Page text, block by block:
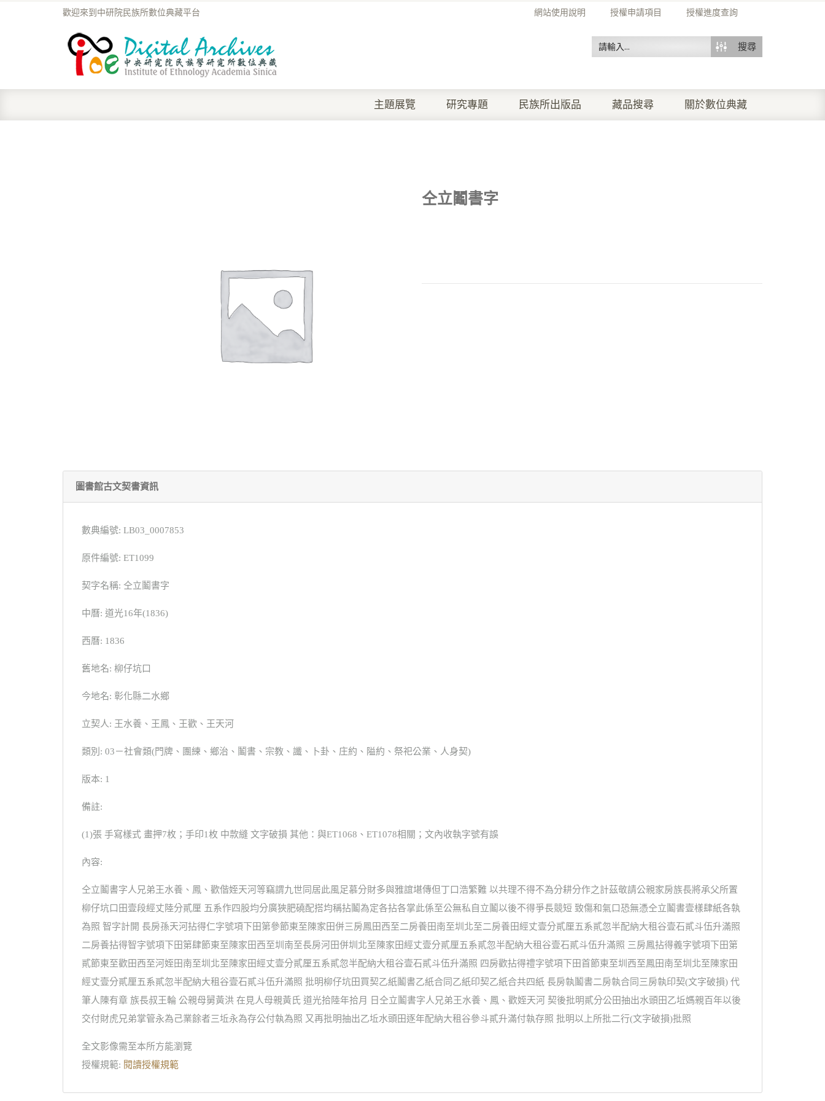
網站使用說明 授權申請項目 授權進度查詢
歡迎來到中研院民族所數位典藏平台
搜尋
主題展覽 研究專題 民族所出版品 藏品搜尋 關於數位典藏
仝立鬮書字
圖書館古文契書資訊
數典編號: LB03_0007853
原件編號: ET1099
契字名稱: 仝立鬮書字
中曆: 道光16年(1836)
西曆: 1836
舊地名: 柳仔坑口
今地名: 彰化縣二水鄉
立契人: 王水養、王鳳、王歡、王天河
類別: 03－社會類(門牌、團練、鄉治、鬮書、宗教、讖、卜卦、庄約、隘約、祭祀公業、人身契)
版本: 1
備註:
(1)張 手寫樣式 畫押7枚；手印1枚 中款縫 文字破損 其他：與ET1068、ET1078相關；文內收執字號有誤
內容:
仝立鬮書字人兄弟王水養、鳳、歡偕姪天河等竊謂九世同居此風足慕分財多與雅誼堪傳但丁口浩繁難 以共理不得不為分耕分作之計茲敬請公親家房族長將承父所置
柳仔坑口田壹段經丈陸分貳厘 五系作四股均分廣狹肥磽配搭均稱拈鬮為定各拈各掌此係至公無私自立鬮以後不得爭長競短 致傷和氣口恐無憑仝立鬮書壹樣肆紙各執
為照 智字計開 長房孫天河拈得仁字號項下田第參節東至陳家田併三房鳳田西至二房養田南至圳北至二房養田經丈壹分貳厘五系貳忽半配納大租谷壹石貳斗伍升滿照
二房養拈得智字號項下田第肆節東至陳家田西至圳南至長房河田併圳北至陳家田經丈壹分貳厘五系貳忽半配納大租谷壹石貳斗伍升滿照 三房鳳拈得義字號項下田第
貳節東至歡田西至河姪田南至圳北至陳家田經丈壹分貳厘五系貳忽半配納大租谷壹石貳斗伍升滿照 四房歡拈得禮字號項下田首節東至圳西至鳳田南至圳北至陳家田
經丈壹分貳厘五系貳忽半配納大租谷壹石貳斗伍升滿照 批明柳仔坑田買契乙紙鬮書乙紙合同乙紙印契乙紙合共四紙 長房執鬮書二房執合同三房執印契(文字破損) 代
筆人陳有章 族長叔王輪 公親母舅黃洪 在見人母親黃氏 道光拾陸年拾月 日仝立鬮書字人兄弟王水養、鳳、歡姪天河 契後批明貳分公田抽出水頭田乙坵媽親百年以後
交付財虎兄弟掌管永為己業餘者三坵永為存公付執為照 又再批明抽出乙坵水頭田逐年配納大租谷參斗貳升滿付執存照 批明以上所批二行(文字破損)批照
全文影像需至本所方能瀏覽
授權規範: 閱讀授權規範